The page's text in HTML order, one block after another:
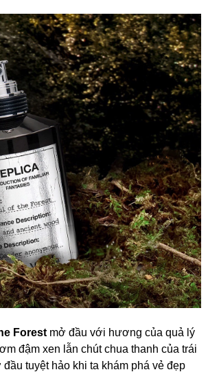
Forest mở đầu với hương của quả lý
đậm xen lẫn chút chua thanh của trái
tuyệt hảo khi ta khám phá vẻ đẹp